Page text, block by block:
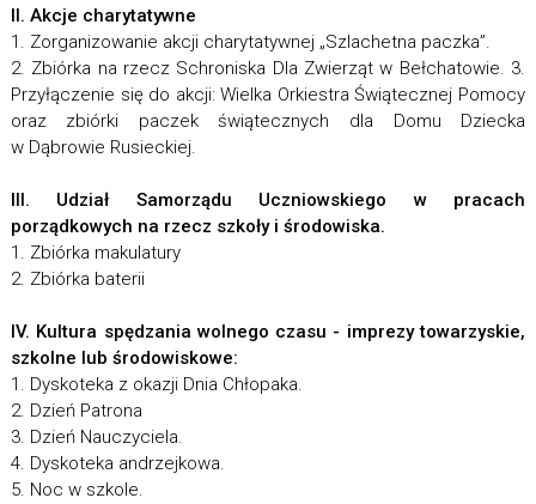
II. Akcje charytatywne
1. Zorganizowanie akcji charytatywnej „Szlachetna paczka”.
2. Zbiórka na rzecz Schroniska Dla Zwierząt w Bełchatowie. 3.
Przyłączenie się do akcji: Wielka Orkiestra Świątecznej Pomocy
oraz zbiórki paczek świątecznych dla Domu Dziecka
w Dąbrowie Rusieckiej.
III. Udział Samorządu Uczniowskiego w pracach
porządkowych na rzecz szkoły i środowiska.
1. Zbiórka makulatury
2. Zbiórka baterii
IV. Kultura spędzania wolnego czasu - imprezy towarzyskie,
szkolne lub środowiskowe:
1. Dyskoteka z okazji Dnia Chłopaka.
2. Dzień Patrona
3. Dzień Nauczyciela.
4. Dyskoteka andrzejkowa.
5. Noc w szkole.